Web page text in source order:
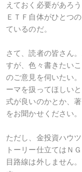
えておく必要があろ
ＥＴＦ自体がひとつ
ているのだ。
さて、読者の皆さん
すが、色々書きたい
のご意見を伺いたい
ーマを扱ってほしい
式が良いのかとか、
をお聞かせください。
ただし、金投資ハウ
トーリー仕立てはＮ
目路線は外しません